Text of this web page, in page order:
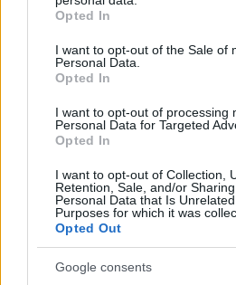
grant or deny consent to Google
use your data for below specified
consent section.
Opted In
I want to opt-out of the Sale of
Personal Data.
Opted In
I want to opt-out of processing
Personal Data for Targeted
Opted In
I want to opt-out of Collection,
Retention, Sale, and/or
Personal Data that Is
Purposes for which it was
Opted Out
Google consents
kiállítják. "A világnak látnia
zenész, aki szerint a Billie
amely világsztárrá avatta
éves korában elhunyt
A New York-i Hard Rock
elnevezésű árverésén
kalapács alá, köztük 80
valamilyen módon Michael
kötődik.
Forrás: MTI